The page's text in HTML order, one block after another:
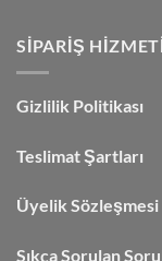
SIPARIŞ
Gizlilik Politikası
Teslimat Şartları
Üyelik Sözleşmesi
Sıkça Sorulan